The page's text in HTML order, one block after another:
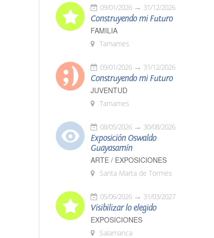
09/01/2026 31/12/2026
Construyendo mi Futuro
FAMILIA
Tamames
09/01/2026 31/12/2026
Construyendo mi Futuro
JUVENTUD
Tamames
08/05/2026 30/08/2026
Exposición Oswaldo
Guayasamín
ARTE / EXPOSICIONES
Santa Marta de Tormes
05/06/2026 31/03/2027
Visibilizar lo elegido
EXPOSICIONES
Salamanca